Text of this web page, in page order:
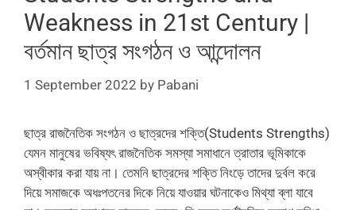
Weakness in 21st Century |
বর্তমান ছাত্র সংগঠন ও আন্দোলন
1 September 2022 by Pabani
ছাত্র রাজনৈতিক সংগঠন ও ছাত্রদের শক্তি(Students Strengths)
যেমন মানুষের ভবিষ্যৎ রাজনৈতিক সমস্যা সমাধানে ত্রাতার ভূমিকাকে
অস্বীকার করা যায় না। তেমনি ছাত্রদের শক্তি নিংড়ে তাদের দুর্বল করে
দিয়ে সমাজকে অধঃপতনের দিকে নিয়ে যাওয়ার ঘটনাকেও মিথ্যা ব্লা যাবে